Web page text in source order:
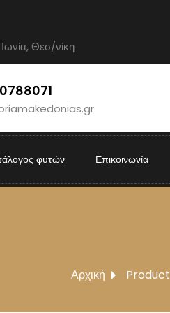
Θεσ/νίκη
φυτών Επικοινωνία
Αρχική Product